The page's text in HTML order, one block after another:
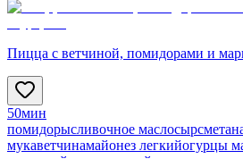
Пицца с ветчиной, помидорами и
50мин
помидорысливочное маслосыр
мукаветчинамайонез легкийогурцы